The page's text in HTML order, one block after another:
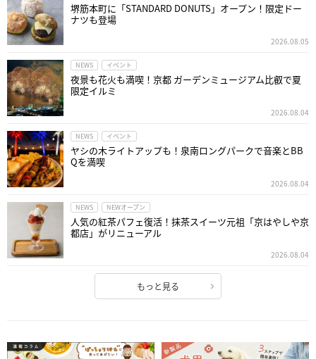
堺筋本町に「STANDARD DONUTS」オープン！限定ドー
ナツも登場
2026.08.05
NEWS イベント
夜景も花火も満喫！京都 ガーデンミュージアム比叡で夏
限定イルミ
2026.08.04
NEWS イベント
ヤシの木ライトアップも！泉南ロングパークで音楽とBB
Qを満喫
2026.08.04
NEWS NEWオープン
人気の紅茶パフェ復活！抹茶スイーツ元祖「京はやしや京
都店」がリニューアル
2026.08.04
もっと見る